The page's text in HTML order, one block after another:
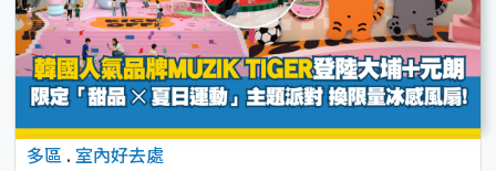
多區 . 室內好去處